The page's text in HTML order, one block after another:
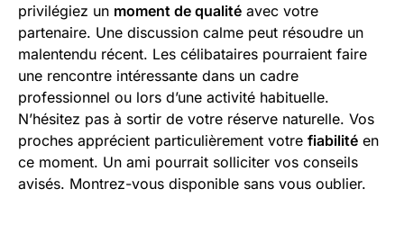
privilégiez un moment de qualité avec votre
partenaire. Une discussion calme peut résoudre un
malentendu récent. Les célibataires pourraient faire
une rencontre intéressante dans un cadre
professionnel ou lors d’une activité habituelle.
N’hésitez pas à sortir de votre réserve naturelle. Vos
proches apprécient particulièrement votre fiabilité en
ce moment. Un ami pourrait solliciter vos conseils
avisés. Montrez-vous disponible sans vous oublier.